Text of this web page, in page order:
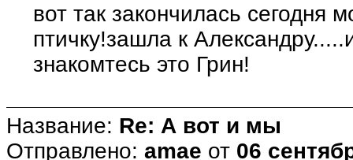
вот так закончилась сегодня
птичку!зашла к
знакомтесь это Грин!
Название: Re: А вот и мы
Отправлено: amae от 06